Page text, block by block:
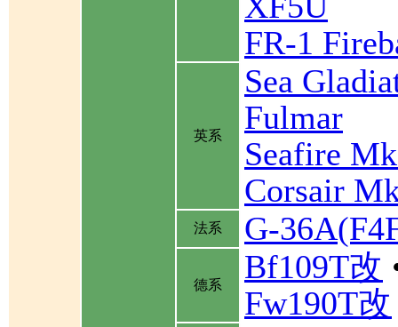
FR-1
英系
Sea
Fulmar
Seafire
Corsair
法系 G-
德系 Bf109T改
Fw190T改